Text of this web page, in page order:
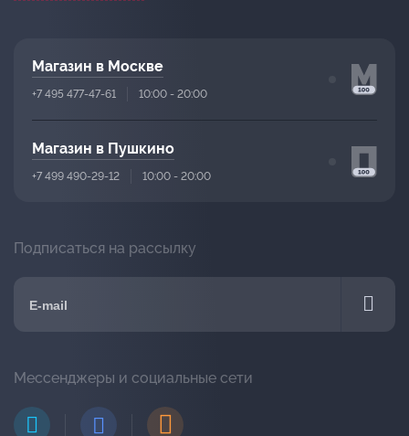
Магазин в Москве
+7 495 477-47-61 10:00 - 20:00
Магазин в Пушкино
+7 499 490-29-12 10:00 - 20:00
Подписаться на рассылку
Мессенджеры и социальные сети